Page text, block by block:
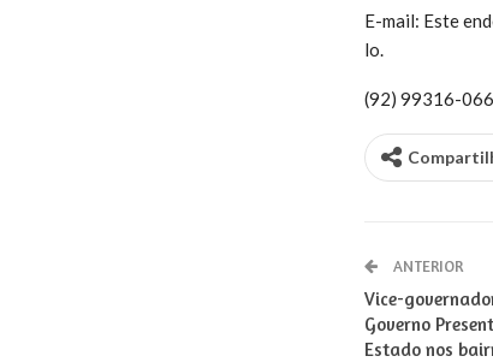
E-mail: Este
lo.
(92) 99316-
ANTERIOR
Vice-
Governo
Estado nos